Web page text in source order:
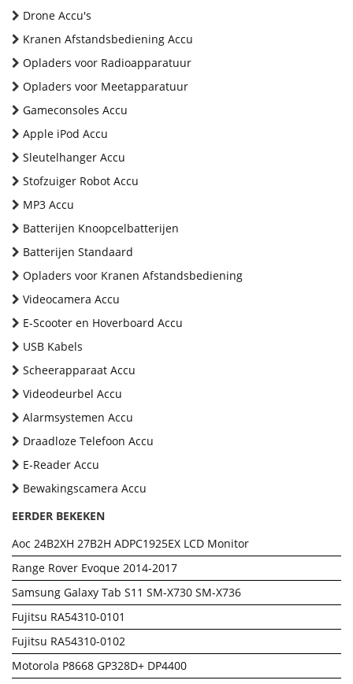
Drone Accu's
Kranen Afstandsbediening Accu
Opladers voor Radioapparatuur
Opladers voor Meetapparatuur
Gameconsoles Accu
Apple iPod Accu
Sleutelhanger Accu
Stofzuiger Robot Accu
MP3 Accu
Batterijen Knoopcelbatterijen
Batterijen Standaard
Opladers voor Kranen Afstandsbediening
Videocamera Accu
E-Scooter en Hoverboard Accu
USB Kabels
Scheerapparaat Accu
Videodeurbel Accu
Alarmsystemen Accu
Draadloze Telefoon Accu
E-Reader Accu
Bewakingscamera Accu
EERDER BEKEKEN
Aoc 24B2XH 27B2H ADPC1925EX LCD Monitor
Range Rover Evoque 2014-2017
Samsung Galaxy Tab S11 SM-X730 SM-X736
Fujitsu RA54310-0101
Fujitsu RA54310-0102
Motorola P8668 GP328D+ DP4400